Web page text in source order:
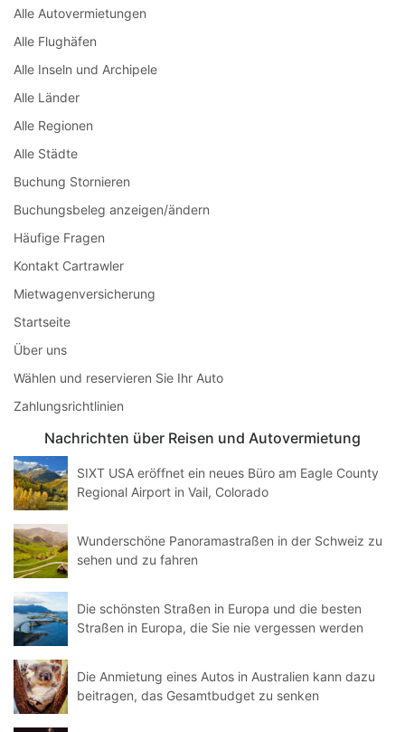
Alle Autovermietungen
Alle Flughäfen
Alle Inseln und Archipele
Alle Länder
Alle Regionen
Alle Städte
Buchung Stornieren
Buchungsbeleg anzeigen/ändern
Häufige Fragen
Kontakt Cartrawler
Mietwagenversicherung
Startseite
Über uns
Wählen und reservieren Sie Ihr Auto
Zahlungsrichtlinien
Nachrichten über Reisen und Autovermietung
SIXT USA eröffnet ein neues Büro am Eagle County
Regional Airport in Vail, Colorado
Wunderschöne Panoramastraßen in der Schweiz zu
sehen und zu fahren
Die schönsten Straßen in Europa und die besten
Straßen in Europa, die Sie nie vergessen werden
Die Anmietung eines Autos in Australien kann dazu
beitragen, das Gesamtbudget zu senken